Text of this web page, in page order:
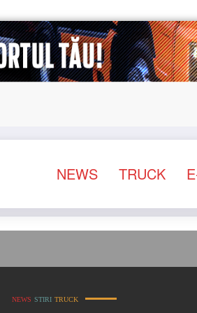
NEWS TRUCK
de compensare a accizei în
NEWS STIRI TRUCK